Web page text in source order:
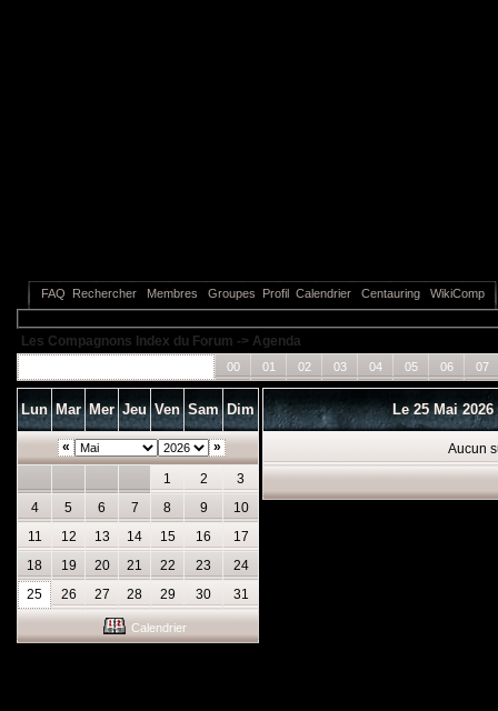
FAQ Rechercher Membres Groupes Profil Calendrier Centauring WikiComp
Les Compagnons Index du Forum -> Agenda
00 01 02 03 04 05 06 07
Lun Mar Mer Jeu Ven Sam Dim
« »
1 2
3
4
5 6 7 8 9
10
11
12 13 14 15 16
17
18
19 20 21 22 23
24
25
26 27 28 29 30 31
Calendrier
Le 25 Mai 2026
Aucun